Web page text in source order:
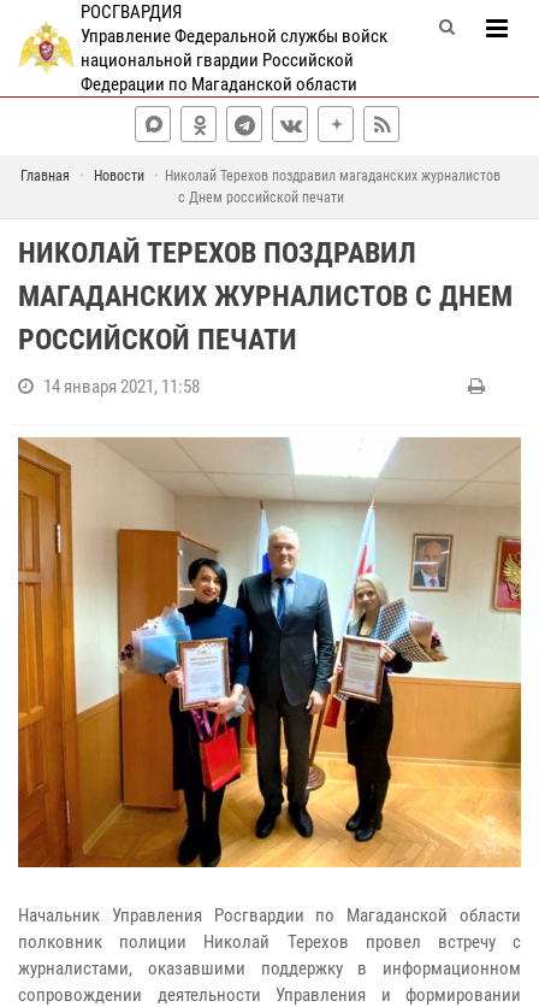
РОСГВАРДИЯ
Управление Федеральной службы войск
национальной гвардии Российской
Федерации по Магаданской области
Главная Новости
Николай Терехов поздравил магаданских журналистов
с Днем российской печати
НИКОЛАЙ ТЕРЕХОВ ПОЗДРАВИЛ
МАГАДАНСКИХ ЖУРНАЛИСТОВ С ДНЕМ
РОССИЙСКОЙ ПЕЧАТИ
14 января 2021, 11:58
Начальник Управления Росгвардии по Магаданской области
полковник полиции Николай Терехов провел встречу с
журналистами, оказавшими поддержку в информационном
сопровождении деятельности Управления и формировании